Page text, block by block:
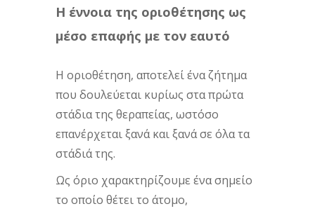
Η έννοια της οριοθέτησης ως
μέσο επαφής με τον εαυτό
Η οριοθέτηση, αποτελεί ένα ζήτημα
που δουλεύεται κυρίως στα πρώτα
στάδια της θεραπείας, ωστόσο
επανέρχεται ξανά και ξανά σε όλα τα
στάδιά της.
Ως όριο χαρακτηρίζουμε ένα σημείο
το οποίο θέτει το άτομο,